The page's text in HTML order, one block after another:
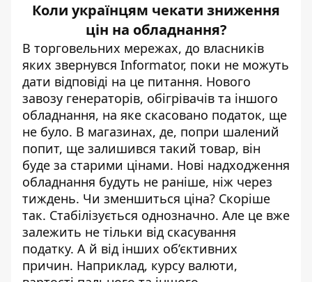
Коли українцям чекати зниження
цін на обладнання?
В торговельних мережах, до власників
яких звернувся Informator, поки не можуть
дати відповіді на це питання. Нового
завозу генераторів, обігрівачів та іншого
обладнання, на яке скасовано податок, ще
не було. В магазинах, де, попри шалений
попит, ще залишився такий товар, він
буде за старими цінами. Нові надходження
обладнання будуть не раніше, ніж через
тиждень. Чи зменшиться ціна? Скоріше
так. Стабілізується однозначно. Але це вже
залежить не тільки від скасування
податку. А й від інших об’єктивних
причин. Наприклад, курсу валюти,